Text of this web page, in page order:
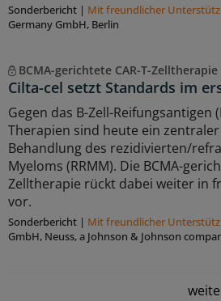
Sonderbericht | Mit freundlicher
Germany GmbH, Berlin
BCMA-gerichtete CAR-T-
Cilta-cel setzt Standards im
Gegen das B-Zell-Reifungsantigen
Therapien sind heute ein
Behandlung des rezidivierten/
Myeloms (RRMM). Die BCMA-
Zelltherapie rückt dabei weiter in
vor.
Sonderbericht | Mit freundlicher
GmbH, Neuss, a Johnson & Johnson